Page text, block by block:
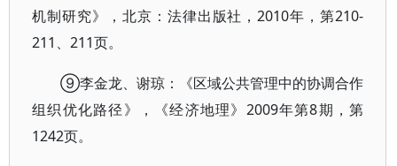
机制研究》，北京：法律出版社，2010年，第210-
211、211页。
⑨李金龙、谢琼：《区域公共管理中的协调合作
组织优化路径》，《经济地理》2009年第8期，第
1242页。